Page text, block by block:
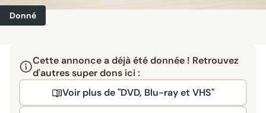
Donné
Cette annonce a déjà été donnée ! Retrouvez
d'autres super dons ici :
Voir plus de "DVD, Blu-ray et VHS"